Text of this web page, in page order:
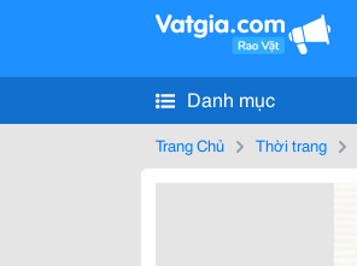
Danh mục
Trang Chủ Thời trang